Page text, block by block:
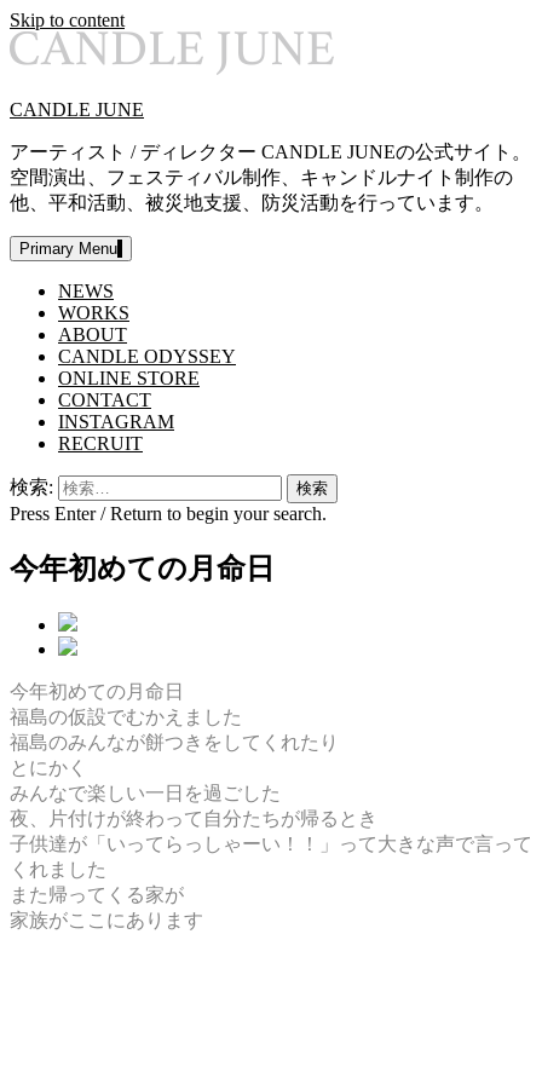
Skip to content
CANDLE JUNE
アーティスト / ディレクター CANDLE JUNEの公式サイト。
空間演出、フェスティバル制作、キャンドルナイト制作の
他、平和活動、被災地支援、防災活動を行っています。
Primary Menu
NEWS
WORKS
ABOUT
CANDLE ODYSSEY
ONLINE STORE
CONTACT
INSTAGRAM
RECRUIT
検索:
Press Enter / Return to begin your search.
今年初めての月命日
今年初めての月命日
福島の仮設でむかえました
福島のみんなが餅つきをしてくれたり
とにかく
みんなで楽しい一日を過ごした
夜、片付けが終わって自分たちが帰るとき
子供達が「いってらっしゃーい！！」って大きな声で言って
くれました
また帰ってくる家が
家族がここにあります